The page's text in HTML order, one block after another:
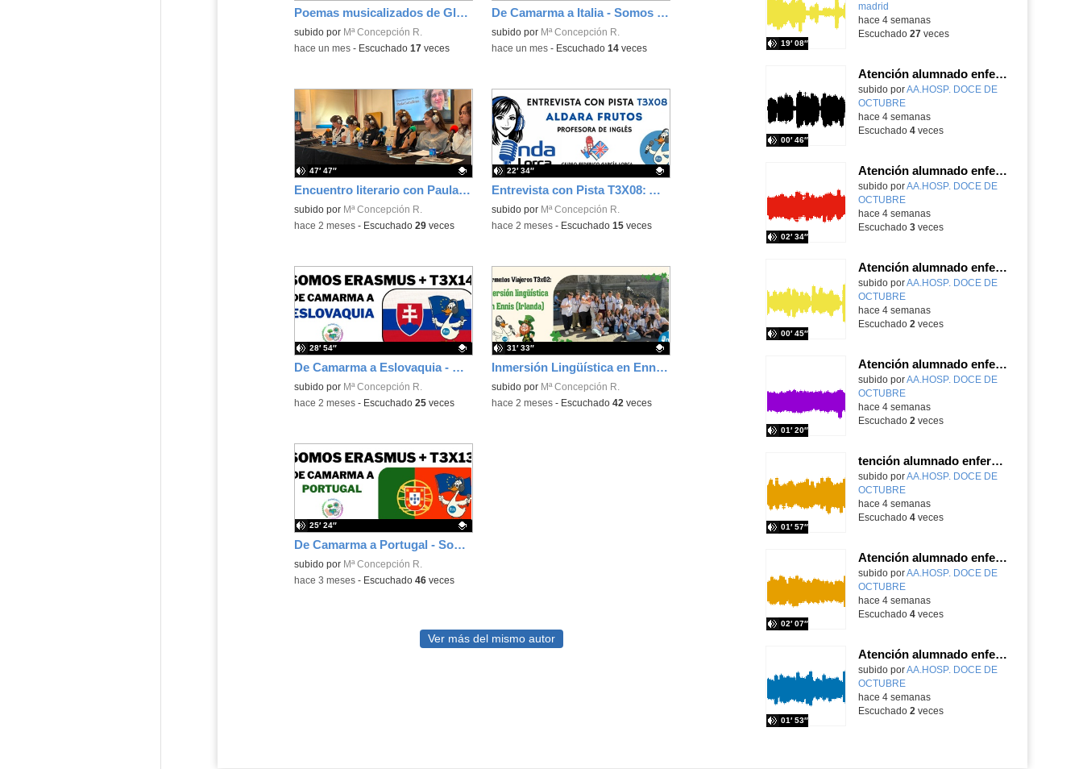
Poemas musicalizados de Gloria Fuertes - Apasionados por la literatura T3X03 - Onda Lorca
Contenido educativo.
subido por Mª Concepción R.
-hace un mes- Escuchado 17veces
De Camarma a Italia - Somos Erasmus+ T3X15 - Onda Lorca
Contenido educativo.
subido por Mª Concepción R.
-hace un mes- Escuchado 14veces
Encuentro literario con Paula Carballeira sobre su obra "Las alumnas" - Onda Lorca
Contenido educativo.
subido por Mª Concepción R.
47′ 47″
-hace 2 meses- Escuchado 29veces
Entrevista con Pista T3X08: Aldara Frutos (Profesora de Inglés) - Onda Lorca
Contenido educativo.
subido por Mª Concepción R.
22′ 34″
-hace 2 meses- Escuchado 15veces
De Camarma a Eslovaquia - Somos Erasmus+ T3X14 - Onda Lorca
Contenido educativo.
subido por Mª Concepción R.
28′ 54″
-hace 2 meses- Escuchado 25veces
Inmersión Lingüística en Ennis (Irlanda) - Camarmeños Viajeros T3X02 - Onda Lorca
Contenido educativo.
subido por Mª Concepción R.
31′ 33″
-hace 2 meses- Escuchado 42 veces
De Camarma a Portugal - Somos Erasmus+ T3X13 - Onda Lorca
Contenido educativo.
subido por Mª Concepción R.
25′ 24″
-hace 3 meses- Escuchado 46veces
Ver más del mismo autor
madrid
19′ 08″
hace 4 semanas
Escuchado 27veces
Atención alumnado enfermo. SAED primaria. José Nesh-Nash García
Contenido educativo.
subido porAA.HOSP. DOCE DE
OCTUBRE
00′ 46″
-
hace 4 semanas
Escuchado 4veces
Atención alumnado enfermo. Aula dentro del hospital. Sara Martín Fernández.
Contenido educativo.
subido porAA.HOSP. DOCE DE
OCTUBRE
02′ 34″
-
hace 4 semanas
Escuchado 3veces
Atención alumnado enfermo. Aula dentro del hospital. Rosa María Poza Hervás
Contenido educativo.
subido porAA.HOSP. DOCE DE
OCTUBRE
00′ 45″
-
hace 4 semanas
Escuchado 2 veces
Atención alumnado enfermo. SAED secundaria. Charo Villamariz Cid.
Contenido educativo.
subido porAA.HOSP. DOCE DE
OCTUBRE
01′ 20″
-
hace 4 semanas
Escuchado 2 veces
tención alumnado enfermo. Hospitalización Psiquiátrica. María del Carmen Sanz Segura
Contenido educativo.
subido porAA.HOSP. DOCE DE
OCTUBRE
01′ 57″
-
hace 4 semanas
Escuchado 4veces
Atención alumnado enfermo. Hospitalización Psiquiátrica. Miguel Ángel Baena Recio
Contenido educativo.
subido porAA.HOSP. DOCE DE
OCTUBRE
02′ 07″
-
hace 4 semanas
Escuchado 4veces
Atención alumnado enfermo. Aula dentro del hospital. Laura Gómez-Pardo Gayete
Contenido educativo.
subido porAA.HOSP. DOCE DE
OCTUBRE
01′ 53″
-
hace 4 semanas
Escuchado 2 veces